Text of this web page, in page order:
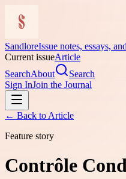
SandloreIssue notes, essays,
Current issueArticle
SearchAbout
Search
Sign InJoin the Journal
← Back to Article
Feature story
Contrôle